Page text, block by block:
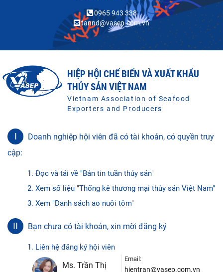
0965 943 338
tannd@vasep.com.vn
HIỆP HỘI CHẾ BIẾN VÀ XUẤT KHẨU
THỦY SẢN VIỆT NAM
Vietnam Association of Seafood
Exporters and Producers
I
Doanh nghiệp hội viên đã có tài khoản, có quyền truy
cập:
1. Đọc và tải về "Bản tin tuần thủy sản"
2. Xem số liệu "Thống kê thương mại thủy sản Việt Nam"
3. Xem "Danh sách ao nuôi tôm"
II Bạn chưa có tài khoản, xin mời đăng ký
1. Liên hệ đăng ký hội viên
Ms. Trần Thị
Email:
hientran@vasep.com.vn